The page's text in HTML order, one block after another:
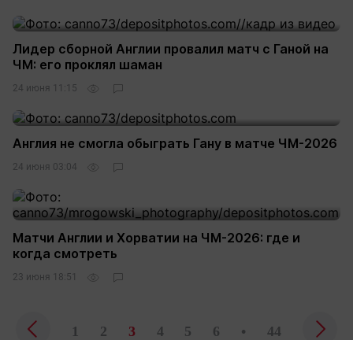
Лидер сборной Англии провалил матч с Ганой на
ЧМ: его проклял шаман
24 июня 11:15
Англия не смогла обыграть Гану в матче ЧМ-2026
24 июня 03:04
Матчи Англии и Хорватии на ЧМ-2026: где и
когда смотреть
23 июня 18:51
1 2 3 4 5 6 • 44